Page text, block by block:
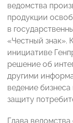
ведомства
продукции
в
«Честный знак».
инициативе
решение об
другими
ведение
защиту
Глава